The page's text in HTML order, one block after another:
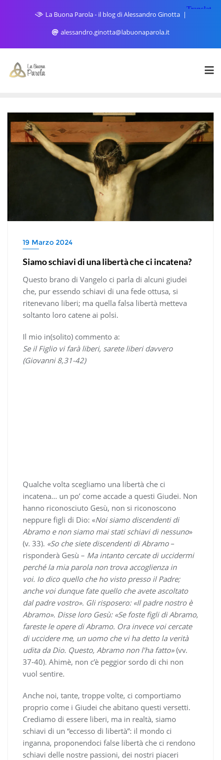
La Buona Parola - il blog di Alessandro Ginotta
alessandro.ginotta@labuonaparola.it
19 Marzo 2024
Siamo schiavi di una libertà che ci incatena?
Questo brano di Vangelo ci parla di alcuni giudei
che, pur essendo schiavi di una fede ottusa, si
ritenevano liberi; ma quella falsa libertà metteva
soltanto loro catene ai polsi.
Il mio in(solito) commento a:
Se il Figlio vi farà liberi, sarete liberi davvero
(Giovanni 8,31-42)
Qualche volta scegliamo una libertà che ci
incatena… un po’ come accade a questi Giudei. Non
hanno riconosciuto Gesù, non si riconoscono
neppure figli di Dio: «Noi siamo discendenti di
Abramo e non siamo mai stati schiavi di nessuno»
(v. 33). «So che siete discendenti di Abramo–
risponderà Gesù – Ma intanto cercate di uccidermi
perché la mia parola non trova accoglienza in
voi. Io dico quello che ho visto presso il Padre;
anche voi dunque fate quello che avete ascoltato
dal padre vostro». Gli risposero: «Il padre nostro è
Abramo». Disse loro Gesù: «Se foste figli di Abramo,
fareste le opere di Abramo. Ora invece voi cercate
di uccidere me, un uomo che vi ha detto la verità
udita da Dio. Questo, Abramo non l’ha fatto»(vv.
37-40). Ahimè, non c’è peggior sordo di chi non
vuol sentire.
Anche noi, tante, troppe volte, ci comportiamo
proprio come i Giudei che abitano questi versetti.
Crediamo di essere liberi, ma in realtà, siamo
schiavi di un “eccesso di libertà”: il mondo ci
inganna, proponendoci false libertà che ci rendono
schiavi delle nostre passioni, dei nostri piaceri